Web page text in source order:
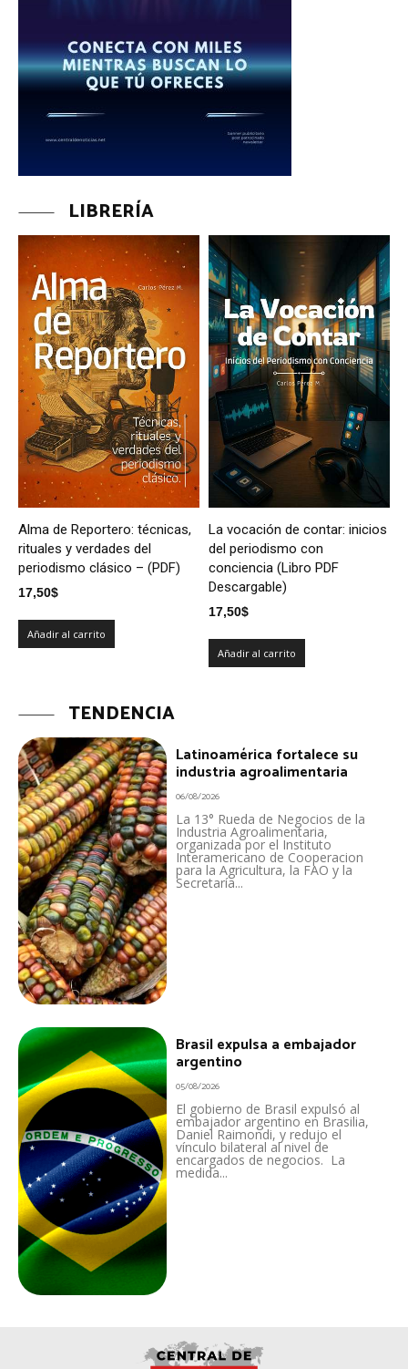
LIBRERÍA
Alma de Reportero: técnicas,
rituales y verdades del
periodismo clásico – (PDF)
17,50$
Añadir al carrito
La vocación de contar: inicios
del periodismo con
conciencia (Libro PDF
Descargable)
17,50$
Añadir al carrito
TENDENCIA
Latinoamérica fortalece su
industria agroalimentaria
06/08/2026
La 13° Rueda de Negocios de la
Industria Agroalimentaria,
organizada por el Instituto
Interamericano de Cooperacion
para la Agricultura, la FAO y la
Secretaría...
Brasil expulsa a embajador
argentino
05/08/2026
El gobierno de Brasil expulsó al
embajador argentino en Brasilia,
Daniel Raimondi, y redujo el
vínculo bilateral al nivel de
encargados de negocios. La
medida...